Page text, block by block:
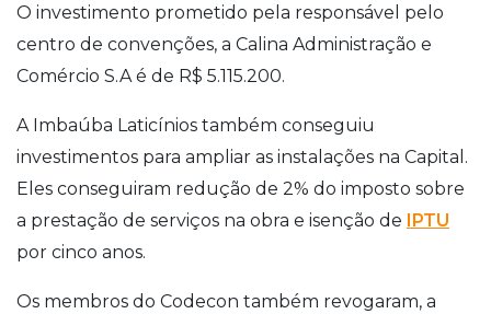
O investimento prometido pela responsável pelo
centro de convenções, a Calina Administração e
Comércio S.A é de R$ 5.115.200.
A Imbaúba Laticínios também conseguiu
investimentos para ampliar as instalações na Capital.
Eles conseguiram redução de 2% do imposto sobre
a prestação de serviços na obra e isenção de IPTU
por cinco anos.
Os membros do Codecon também revogaram, a